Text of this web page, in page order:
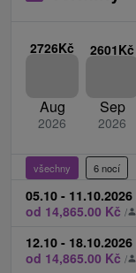
Denně
Špeciálně
objednání
2 resp. 3
Senior nad
děti
Děti do 2,99
2726Kč
Aug
2026
2601Kč
Sep
2026
všechny 6 nocí
05.10 - 11.10.2026
od 14,865.00 Kč /
12.10 - 18.10.2026
od 14,865.00 Kč /